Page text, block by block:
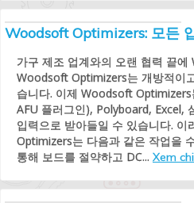
Woodsoft Optimizers: 모든
가구 제조 업계와의 오랜 협력 끝
Woodsoft Optimizers는 개방적이
습니다. 이제 Woodsoft
AFU 플러그인), Polyboard, Excel,
입력으로 받아들일 수 있습니다.
Optimizers는 다음과 같은 작업을
통해 보드를 절약하고 DC... Xem